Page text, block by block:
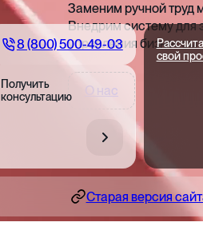
8 (800) 500-49-03
Получить
консультацию
свой
Старая версия
Заменим ручной труд
Внедрим систему для
управления бизнесом
О нас